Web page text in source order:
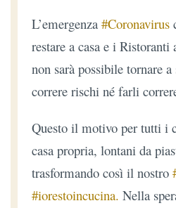
L’emergenza #Coronavirus
restare a casa e i
non sarà possibile tornare
correre rischi né farli
Questo il motivo per tutti i
casa propria, lontani da
trasformando così il nostro
#iorestoincucina. Nella